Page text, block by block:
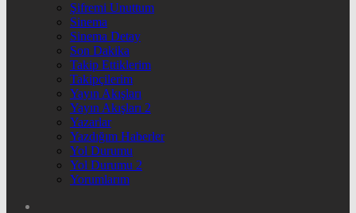
Şifremi Unuttum
Sinema
Sinema Detay
Son Dakika
Takip Ettiklerim
Takipçilerim
Yayın Akışları
Yayın Akışları 2
Yazarlar
Yazdığım Haberler
Yol Durumu
Yol Durumu 2
Yorumlarım